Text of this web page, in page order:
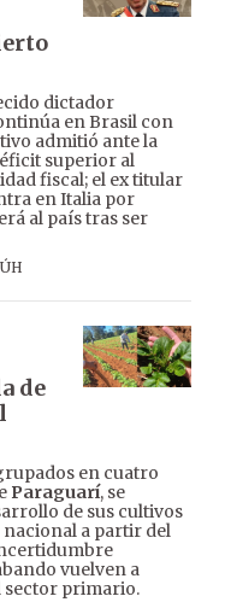
dictador
en Brasil con
admitió ante la
superior al
fiscal; el ex titular
en Italia por
al país tras ser
de
en cuatro
Paraguarí, se
de sus cultivos
nacional a partir del
vuelven a
sector primario.